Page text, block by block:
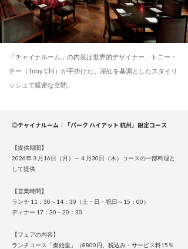
「チャイナルーム」の内装は世界的デザイナー、トニー・
チー（Tony Chi）が手掛けた。深紅を基調としたスタイリ
ッシュで親密な空間。
◎チャイナルーム｜「パーク ハイアット 杭州」限定コース
【提供期間】
2026年３月16日（月）～４月30日（木）コースの一部料理と
して提供
【営業時間】
ランチ 11：30～14：30（土・日・祝日～15：00）
ディナー 17：30～20：30
【フェアの内容】
ランチコース「秦始皇」（8800円、税込み・サービス料15％